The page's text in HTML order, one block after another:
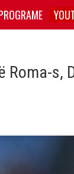
s,